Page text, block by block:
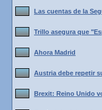
Las cuentas de la
Trillo asegura que
Ahora Madrid
Austria debe repetir
Brexit: Reino Unido